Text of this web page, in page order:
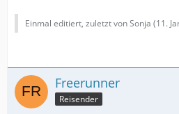
Einmal editiert, zuletzt von Sonja (11.
Freerunner
Reisender